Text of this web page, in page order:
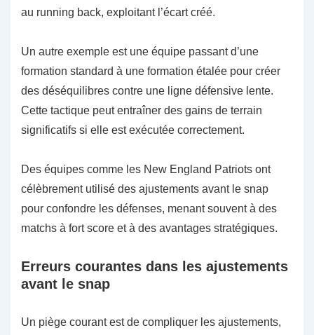
au running back, exploitant l’écart créé.
Un autre exemple est une équipe passant d’une
formation standard à une formation étalée pour créer
des déséquilibres contre une ligne défensive lente.
Cette tactique peut entraîner des gains de terrain
significatifs si elle est exécutée correctement.
Des équipes comme les New England Patriots ont
célèbrement utilisé des ajustements avant le snap
pour confondre les défenses, menant souvent à des
matchs à fort score et à des avantages stratégiques.
Erreurs courantes dans les ajustements
avant le snap
Un piège courant est de compliquer les ajustements,